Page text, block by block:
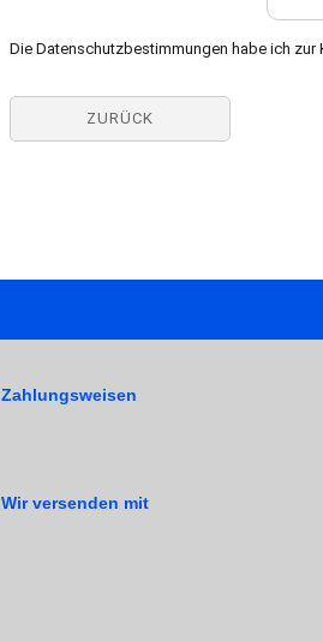
Die Datenschutzbestimmungen habe ich zur
ZURÜCK
Zahlungsweisen
Wir versenden mit